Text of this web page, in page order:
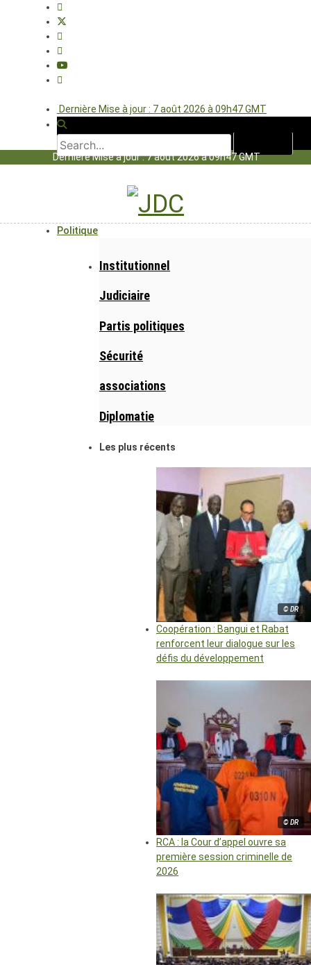
Dernière Mise à jour : 7 août 2026 à 09h47 GMT
Dernière Mise à jour : 7 août 2026 à 09h47 GMT
Politique
Institutionnel
Judiciaire
Partis politiques
Sécurité
associations
Diplomatie
Les plus récents
© DR
Coopération : Bangui et Rabat
renforcent leur dialogue sur les
défis du développement
© DR
RCA : la Cour d’appel ouvre sa
première session criminelle de
2026